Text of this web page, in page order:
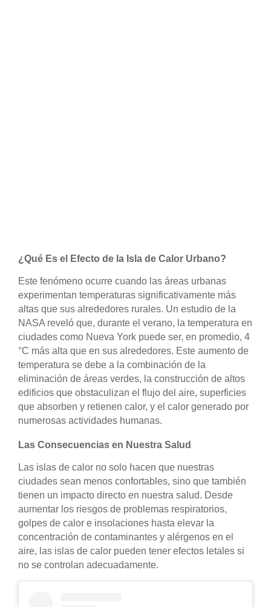
¿Qué Es el Efecto de la Isla de Calor Urbano?
Este fenómeno ocurre cuando las áreas urbanas
experimentan temperaturas significativamente más
altas que sus alrededores rurales. Un estudio de la
NASA reveló que, durante el verano, la temperatura en
ciudades como Nueva York puede ser, en promedio, 4
°C más alta que en sus alrededores. Este aumento de
temperatura se debe a la combinación de la
eliminación de áreas verdes, la construcción de altos
edificios que obstaculizan el flujo del aire, superficies
que absorben y retienen calor, y el calor generado por
numerosas actividades humanas.
Las Consecuencias en Nuestra Salud
Las islas de calor no solo hacen que nuestras
ciudades sean menos confortables, sino que también
tienen un impacto directo en nuestra salud. Desde
aumentar los riesgos de problemas respiratorios,
golpes de calor e insolaciones hasta elevar la
concentración de contaminantes y alérgenos en el
aire, las islas de calor pueden tener efectos letales si
no se controlan adecuadamente.